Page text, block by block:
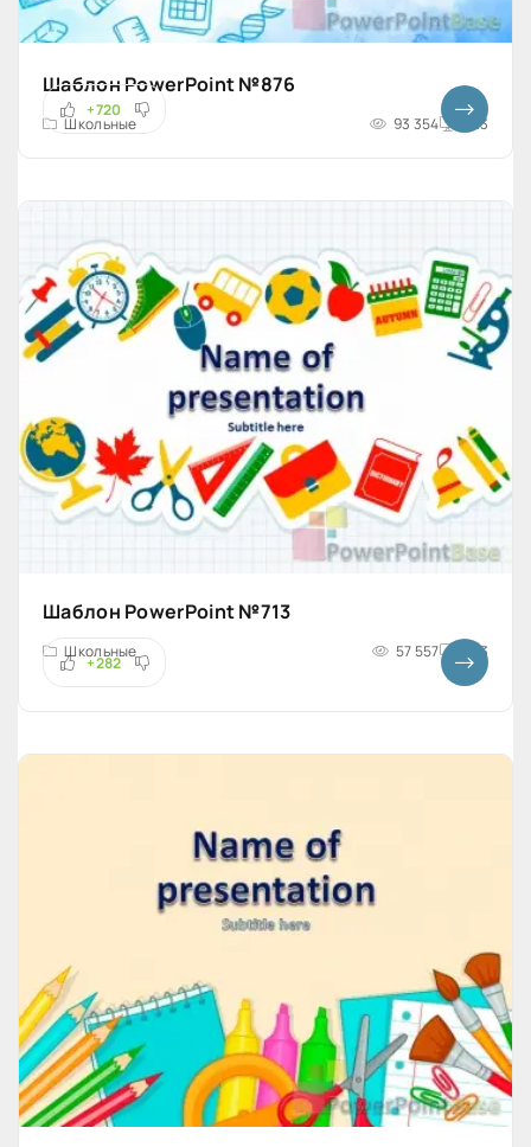
Шаблон PowerPoint №876
Школьные 93 354 4x3
+720
Шаблон PowerPoint №713
Школьные 57 557 4x3
+282